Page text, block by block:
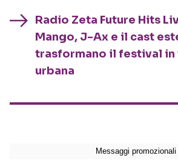
Radio Zeta Future Hits
Mango, J-Ax e il cast
trasformano il festival
urbana